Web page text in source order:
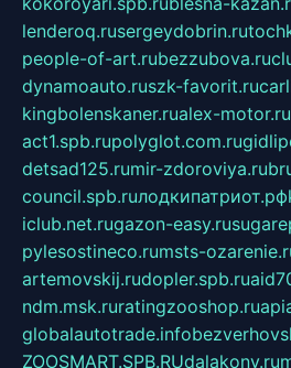
lenderoq.rusergeydobrin.ru
people-of-art.rubezzubova.ru
dynamoauto.ruszk-favorit.ru
kingbolenskaner.rualex-motor.ru
act1.spb.rupolyglot.com.ru
detsad125.rumir-zdoroviya.ru
council.spb.ruлодкипатриот.рф
iclub.net.rugazon-easy.ru
pylesostineco.rumsts-
artemovskij.rudopler.spb.ru
ndm.msk.ruratingzooshop.ru
globalautotrade.info
ZOOSMART.SPB.RUdalakony.ru